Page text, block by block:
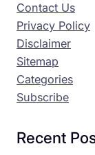
Contact Us
Privacy Policy
Disclaimer
Sitemap
Categories
Subscribe
Recent